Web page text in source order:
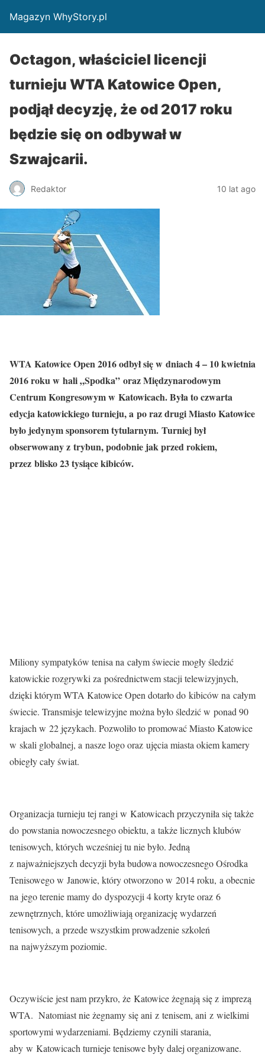
Magazyn WhyStory.pl
Octagon, właściciel licencji
turnieju WTA Katowice Open,
podjął decyzję, że od 2017 roku
będzie się on odbywał w
Szwajcarii.
Redaktor 10 lat ago
WTA Katowice Open 2016 odbył się w dniach 4 – 10 kwietnia
2016 roku w hali „Spodka” oraz Międzynarodowym
Centrum Kongresowym w Katowicach. Była to czwarta
edycja katowickiego turnieju, a po raz drugi Miasto Katowice
było jedynym sponsorem tytularnym. Turniej był
obserwowany z trybun, podobnie jak przed rokiem,
przez blisko 23 tysiące kibiców.
Miliony sympatyków tenisa na całym świecie mogły śledzić
katowickie rozgrywki za pośrednictwem stacji telewizyjnych,
dzięki którym WTA Katowice Open dotarło do kibiców na całym
świecie. Transmisje telewizyjne można było śledzić w ponad 90
krajach w 22 językach. Pozwoliło to promować Miasto Katowice
w skali globalnej, a nasze logo oraz ujęcia miasta okiem kamery
obiegły cały świat.
Organizacja turnieju tej rangi w Katowicach przyczyniła się także
do powstania nowoczesnego obiektu, a także licznych klubów
tenisowych, których wcześniej tu nie było. Jedną
z najważniejszych decyzji była budowa nowoczesnego Ośrodka
Tenisowego w Janowie, który otworzono w 2014 roku, a obecnie
na jego terenie mamy do dyspozycji 4 korty kryte oraz 6
zewnętrznych, które umożliwiają organizację wydarzeń
tenisowych, a przede wszystkim prowadzenie szkoleń
na najwyższym poziomie.
Oczywiście jest nam przykro, że Katowice żegnają się z imprezą
WTA. Natomiast nie żegnamy się ani z tenisem, ani z wielkimi
sportowymi wydarzeniami. Będziemy czynili starania,
aby w Katowicach turnieje tenisowe były dalej organizowane.